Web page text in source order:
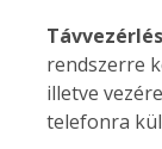
Virágoskert:
teraszon,
rendszerre
illetve
telefonra